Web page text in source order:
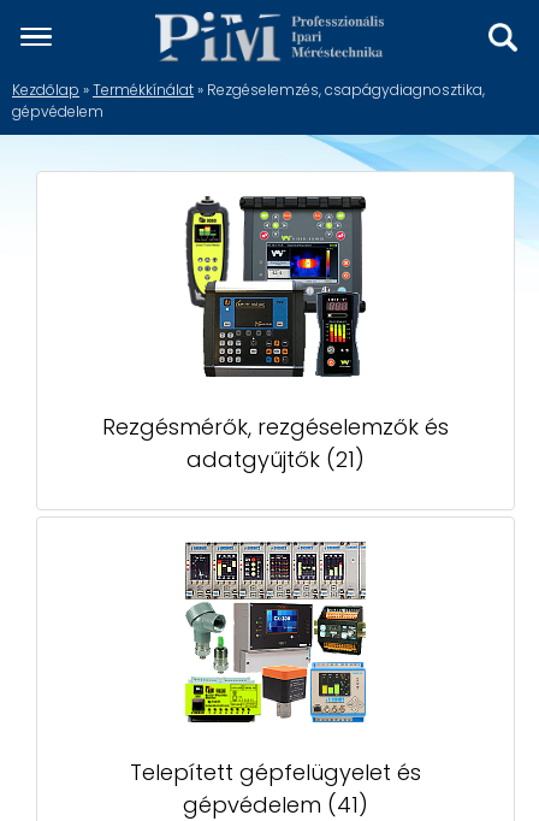
Kezdőlap »Termékkínálat» Rezgéselemzés, csapágydiagnosztika,
gépvédelem
Rezgésmérők, rezgéselemzők és
adatgyűjtők (21)
Telepített gépfelügyelet és
gépvédelem (41)